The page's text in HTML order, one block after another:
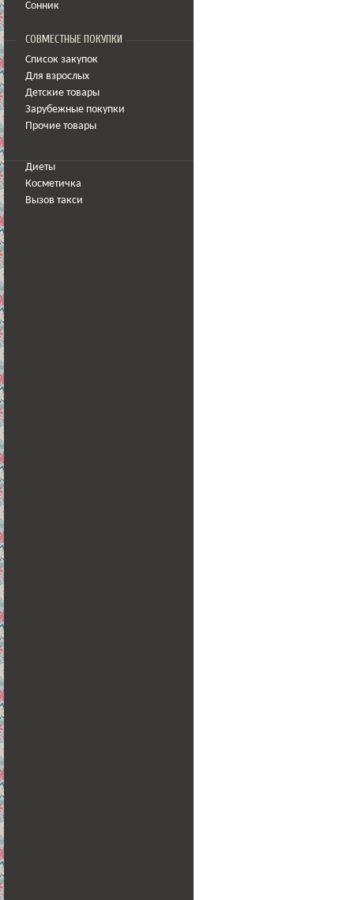
Сонник
СОВМЕСТНЫЕ ПОКУПКИ
Список закупок
Для взрослых
Детские товары
Зарубежные покупки
Прочие товары
Диеты
Косметичка
Вызов такси